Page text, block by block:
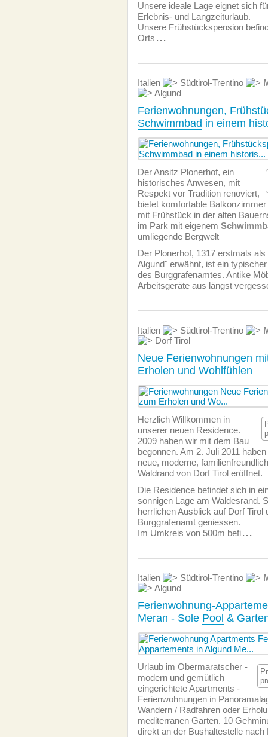
Unsere ideale Lage eignet sich
Erlebnis- und Langzeiturlaub.
Unsere Frühstückspension
Orts ...
Italien Südtirol-Trentino
Algund
Ferienwohnungen,
Schwimmbad in einem
Der Ansitz Plonerhof, ein
historisches Anwesen, mit
Respekt vor Tradition renoviert,
bietet komfortable
mit Frühstück in der alten
im Park mit eigenem
umliegende Bergwelt
Der Plonerhof, 1317 erstmals als
Algund" erwähnt, ist ein
des Burggrafenamtes. Antike
Arbeitsgeräte aus längst
Italien Südtirol-Trentino
Dorf Tirol
Neue Ferienwohnungen
Erholen und Wohlfühlen
Herzlich Willkommen in
unserer neuen Residence.
2009 haben wir mit dem Bau
begonnen. Am 2. Juli 2011
neue, moderne,
Waldrand von Dorf Tirol eröffnet.
Die Residence befindet sich in
sonnigen Lage am Waldesrand.
herrlichen Ausblick auf Dorf Tirol
Burggrafenamt geniessen.
Im Umkreis von 500m befi...
Italien Südtirol-Trentino
Algund
Ferienwohnung-
Meran - Sole Pool &
Urlaub im Obermaratscher -
modern und gemütlich
eingerichtete Apartments -
Ferien­wohnungen in
Wandern / Radfahren oder
mediterranen Garten. 10
direkt an der Bushaltestelle nach